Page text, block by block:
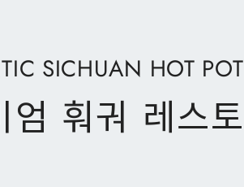
SICHUAN HOT POT
엄 훠궈 레스토